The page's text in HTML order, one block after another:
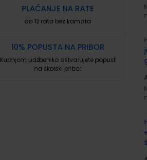
PLAĆANJE NA RATE
do 12 rata bez kamata
10% POPUSTA NA PRIBOR
Kupnjom udžbenika ostvarujete popust
na školski pribor